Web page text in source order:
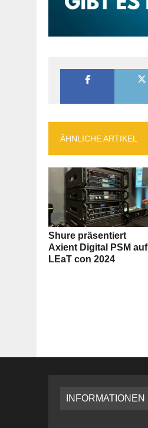
ÄHNLICHE ARTIKEL
Shure präsentiert
Axient Digital PSM auf
LEaT con 2024
INFORMATIONEN